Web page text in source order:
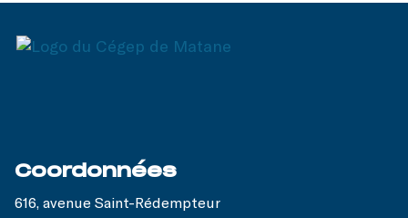
Coordonnées
616, avenue Saint-Rédempteur